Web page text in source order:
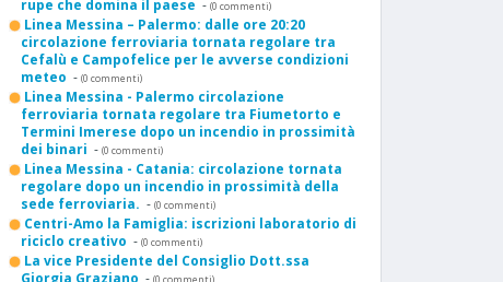
rupe che domina il paese - (0 commenti)
Linea Messina – Palermo: dalle ore 20:20
circolazione ferroviaria tornata regolare tra
Cefalù e Campofelice per le avverse condizioni
meteo - (0 commenti)
Linea Messina - Palermo circolazione
ferroviaria tornata regolare tra Fiumetorto e
Termini Imerese dopo un incendio in prossimità
dei binari - (0 commenti)
Linea Messina - Catania: circolazione tornata
regolare dopo un incendio in prossimità della
sede ferroviaria. - (0 commenti)
Centri-Amo la Famiglia: iscrizioni laboratorio di
riciclo creativo - (0 commenti)
La vice Presidente del Consiglio Dott.ssa
Giorgia Graziano -